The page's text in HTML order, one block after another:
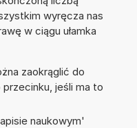
wyręcza nas
w ciągu ułamka
zaokrąglić do
jeśli ma to
naukowym'